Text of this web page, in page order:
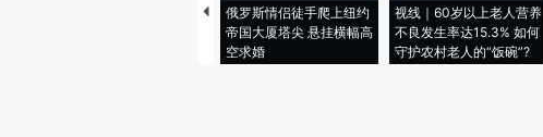
俄罗斯情侣徒手爬上纽约
帝国大厦塔尖 悬挂横幅高
空求婚
视线｜60岁以上老人营养
不良发生率达15.3% 如何
守护农村老人的“饭碗”?